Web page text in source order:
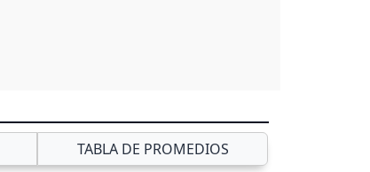
TABLA DE PROMEDIOS